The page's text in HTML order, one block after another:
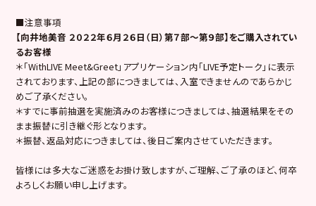
■注意事項
【向井地美音 ２０２２年６月２６日（日）第７部～第９部】をご購入されてい
るお客様
＊「WithLIVE Meet&Greet」アプリケーション内「LIVE予定トーク」に表示
されております、上記の部につきましては、入室できませんのであらかじ
めご了承ください。
＊すでに事前抽選を実施済みのお客様につきましては、抽選結果をその
まま振替に引き継ぐ形となります。
＊振替、返品対応につきましては、後日ご案内させていただきます。
皆様には多大なご迷惑をお掛け致しますが、ご理解、ご了承のほど、何卒
よろしくお願い申し上げます。